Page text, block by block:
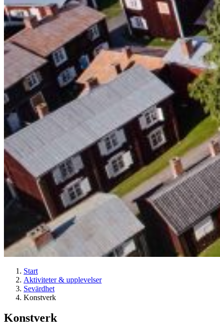
Start
Aktiviteter & upplevelser
Sevärdhet
Konstverk
Konstverk